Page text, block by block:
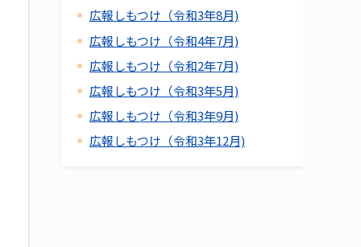
広報しもつけ（令和3年8月)
広報しもつけ（令和4年7月)
広報しもつけ（令和2年7月)
広報しもつけ（令和3年5月)
広報しもつけ（令和3年9月)
広報しもつけ（令和3年12月)